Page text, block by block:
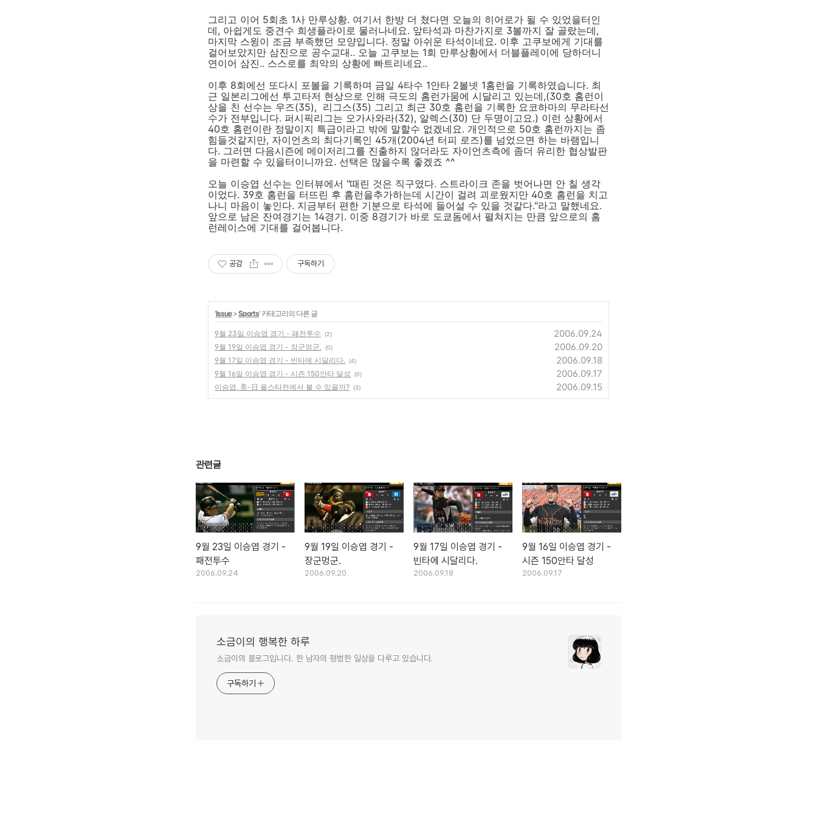
그리고 이어 5회초 1사 만루상황. 여기서 한방 더 쳤다면 오늘의 히어로가 될 수 있었을터인
데, 아쉽게도 중견수 희생플라이로 물러나네요. 앞타석과 마찬가지로 3볼까지 잘 골랐는데,
마지막 스윙이 조금 부족했던 모양입니다. 정말 아쉬운 타석이네요. 이후 고쿠보에게 기대를
걸어보았지만 삼진으로 공수교대.. 오늘 고쿠보는 1회 만루상황에서 더블플레이에 당하더니
연이어 삼진.. 스스로를 최악의 상황에 빠트리네요..
이후 8회에선 또다시 포볼을 기록하며 금일 4타수 1안타 2볼넷 1홈런을 기록하였습니다. 최
근 일본리그에선 투고타저 현상으로 인해 극도의 홈런가뭄에 시달리고 있는데,(30호 홈런이
상을 친 선수는 우즈(35), 리그스(35) 그리고 최근 30호 홈런을 기록한 요코하마의 무라타선
수가 전부입니다. 퍼시픽리그는 오가사와라(32), 알렉스(30) 단 두명이고요.) 이런 상황에서
40호 홈런이란 정말이지 특급이라고 밖에 말할수 없겠네요. 개인적으로 50호 홈런까지는 좀
힘들것같지만, 자이언츠의 최다기록인 45개(2004년 터피 로즈)를 넘었으면 하는 바램입니
다. 그러면 다음시즌에 메이저리그를 진출하지 않더라도 자이언츠측에 좀더 유리한 협상발판
을 마련할 수 있을터이니까요. 선택은 많을수록 좋겠죠 ^^
오늘 이승엽 선수는 인터뷰에서 "때린 것은 직구였다. 스트라이크 존을 벗어나면 안 칠 생각
이었다. 39호 홈런을 터뜨린 후 홈런을추가하는데 시간이 걸려 괴로웠지만 40호 홈런을 치고
나니 마음이 놓인다. 지금부터 편한 기분으로 타석에 들어설 수 있을 것같다."라고 말했네요.
앞으로 남은 잔여경기는 14경기. 이중 8경기가 바로 도쿄돔에서 펼쳐지는 만큼 앞으로의 홈
런레이스에 기대를 걸어봅니다.
공감 구독하기
'Issue>Sports' 카테고리의 다른 글
9월 23일 이승엽 경기 - 패전투수 (2) 2006.09.24
9월 19일 이승엽 경기 - 장군멍군. (0) 2006.09.20
9월 17일 이승엽 경기 - 빈타에 시달리다. (4) 2006.09.18
9월 16일 이승엽 경기 - 시즌 150안타 달성 (0) 2006.09.17
이승엽, 美-日 올스타전에서 볼 수 있을까? (3) 2006.09.15
관련글
9월 23일 이승엽 경기 -
패전투수
2006.09.24
9월 19일 이승엽 경기 -
장군멍군.
2006.09.20
9월 17일 이승엽 경기 -
빈타에 시달리다.
2006.09.18
9월 16일 이승엽 경기 -
시즌 150안타 달성
2006.09.17
소금이의 행복한 하루
소금이의 블로그입니다. 한 남자의 평범한 일상을 다루고 있습니다.
구독하기